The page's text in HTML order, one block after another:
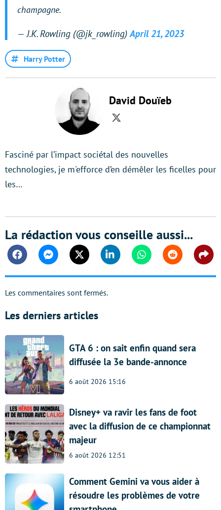
champagne.
— J.K. Rowling (@jk_rowling) April 21, 2023
Harry Potter
David Douïeb
Twitter
Fasciné par l’impact sociétal des nouvelles
technologies, je m'efforce d’en démêler les ficelles pour
les…
La rédaction vous conseille aussi...
FacebookMessengerTwitter Linkedin WhatsappReddit
Les commentaires sont fermés.
Les derniers articles
GTA 6 : on sait enfin quand sera
diffusée la 3e bande-annonce
6 août 2026 15:16
Disney+ va ravir les fans de foot
avec la diffusion de ce championnat
majeur
6 août 2026 12:51
Comment Gemini va vous aider à
résoudre les problèmes de votre